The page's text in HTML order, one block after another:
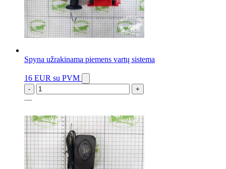
Spyna užrakinama piemens vartų sistema
16 EUR su PVM
- +